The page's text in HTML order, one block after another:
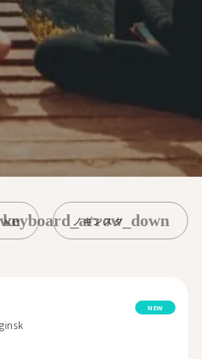
ノギンスク
keyboard_arrow_down
NEW